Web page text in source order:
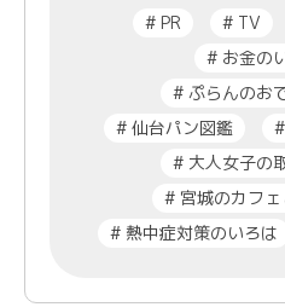
#PR #TV
#お金の
#ぷらんのお
# 仙台パン図鑑 #
#大人女子の
#宮城のカフェ
# 熱中症対策のいろは